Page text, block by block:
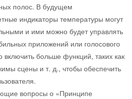
полос. В будущем
индикаторы температуры могут
и ими можно будет управлять
приложений или голосового
больше функций, таких как
сцены и т. д., чтобы обеспечить
вопросы о «Принципе